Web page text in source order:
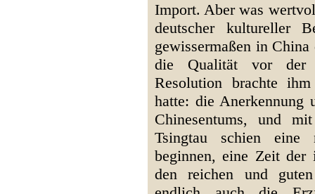
Import. Aber was
deutscher kultureller
gewissermaßen in
die Qualität vor der
Resolution brachte
hatte: die Anerkennung
Chinesentums, und
Tsingtau schien
beginnen, eine Zeit der
den reichen und